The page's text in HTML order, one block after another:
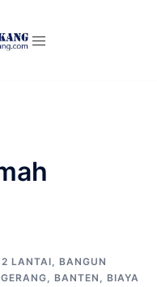
LANTAI, BANGUN
, BANTEN , BIAYA